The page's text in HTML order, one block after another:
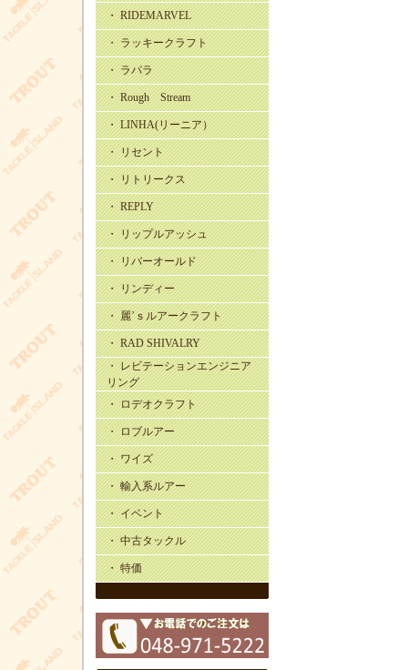
・ RIDEMARVEL
・ ラッキークラフト
・ ラパラ
・ Rough Stream
・ LINHA(リーニア）
・ リセント
・ リトリークス
・ REPLY
・ リップルアッシュ
・ リバーオールド
・ リンディー
・ 麗’ｓルアークラフト
・ RAD SHIVALRY
・ レビテーションエンジニア
リング
・ ロデオクラフト
・ ロブルアー
・ ワイズ
・ 輸入系ルアー
・ イベント
・ 中古タックル
・ 特価